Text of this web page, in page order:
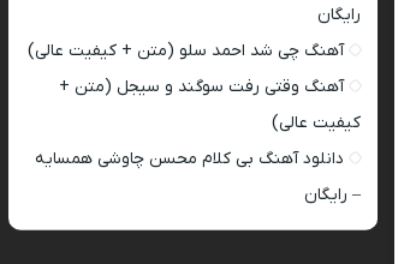
رایگان
آهنگ چی شد احمد سلو (متن + کیفیت عالی)
آهنگ وقتی رفت سوگند و سیجل (متن +
کیفیت عالی)
دانلود آهنگ بی کلام محسن چاوشی همسایه
– رایگان